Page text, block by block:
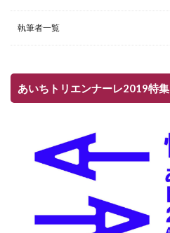
執筆者一覧
あいちトリエンナーレ2019特集